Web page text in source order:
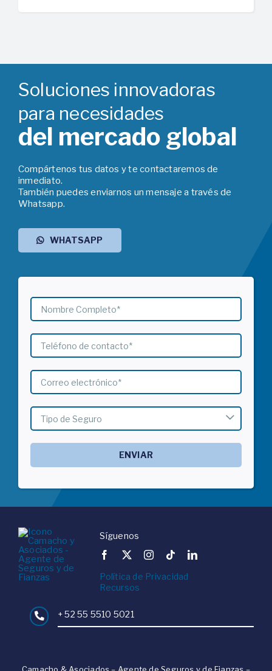
Soluciones innovadoras
para necesidades
del mercado global
Compártenos tus datos y te contactaremos de
inmediato.
También puedes enviarnos un mensaje a través de
Whatsapp.
WHATSAPP

Síguenos
Política de Privacidad
Recursos
+ 52 55 5510 5021